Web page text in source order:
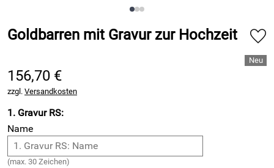
Goldbarren mit Gravur zur Hochzeit
156,70 €
zzgl. Versandkosten
1. Gravur RS:
Name
(max. 30 Zeichen)